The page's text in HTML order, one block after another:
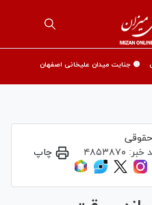
🟡 جنایت میدان علیخانی اصفهان
حقوقی
خبر: ۴۸۵۳۸۷۰ چاپ